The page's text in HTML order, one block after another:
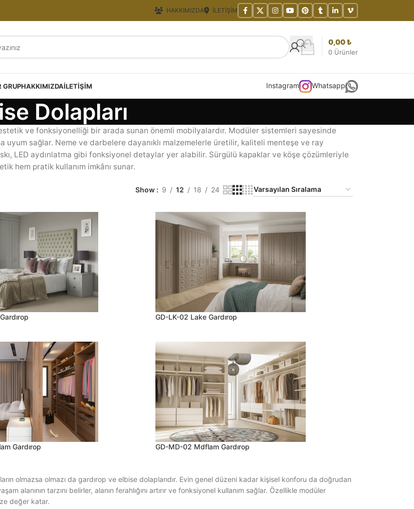
HAKKIMIZDA İLETIŞIM
0 Ürünler
0,00₺
GRUPHAKKIMIZDAİLETIŞIM Instagram Whatsapp
Dolapları
ve fonksiyonelliği bir arada sunan önemli mobilyalardır. Modüler sistemleri sayesinde
sağlar. Neme ve darbelere dayanıklı malzemelerle üretilir, kaliteli menteşe ve ray
LED aydınlatma gibi fonksiyonel detaylar yer alabilir. Sürgülü kapaklar ve köşe çözümleriyle
hem pratik kullanım imkânı sunar.
Show 9 12 18 24
GD-LK-02 Lake Gardırop
Gardırop GD-MD-02 Mdflam Gardırop
olmazsa olmazı da gardırop ve elbise dolaplarıdır. Evin genel düzeni kadar kişisel konforu da doğrudan
alanının tarzını belirler, alanın ferahlığını artırır ve fonksiyonel kullanım sağlar. Özellikle modüler
değer katar.